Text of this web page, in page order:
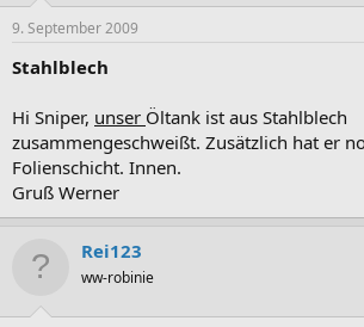
9. September 2009
Stahlblech
Hi Sniper, unser Öltank ist aus Stahlblech
zusammengeschweißt. Zusätzlich hat er
Folienschicht. Innen.
Gruß Werner
Rei123
ww-robinie